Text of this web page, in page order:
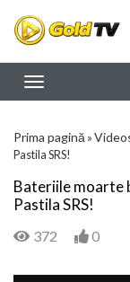
Prima pagină »
Pastila SRS!
Bateriile moarte
Pastila SRS!
372 0